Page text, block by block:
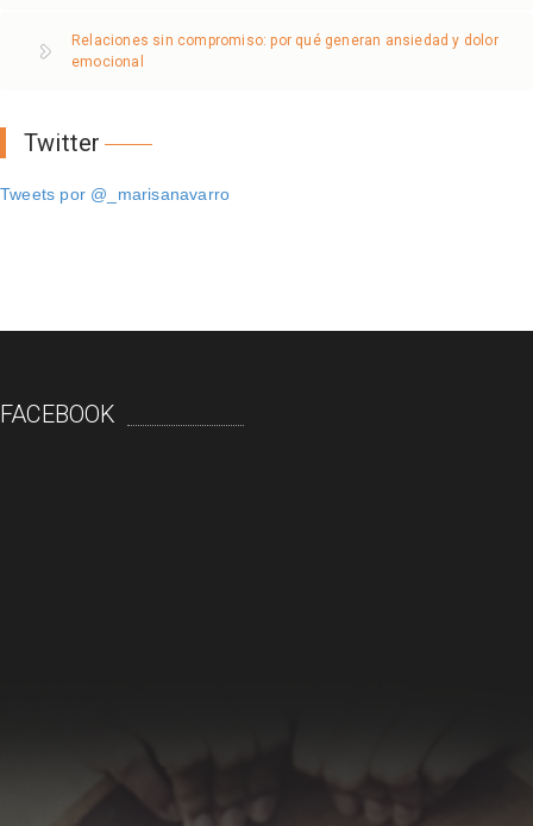
Relaciones sin compromiso: por qué generan ansiedad y dolor
emocional
Twitter
Tweets por @_marisanavarro
FACEBOOK